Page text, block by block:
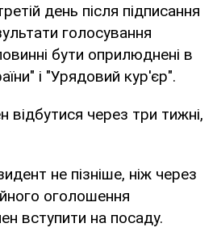
день після підписання
голосування
бути оприлюднені в
і "Урядовий кур'єр".
відбутися через три тижні,
не пізніше, ніж через
оголошення
вступити на посаду.